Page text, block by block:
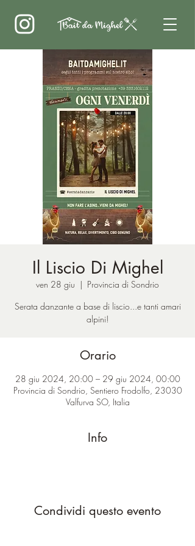
Il Liscio Di Mighel
ven 28 giu
  |
Provincia di Sondrio
Serata danzante a base di liscio...e tanti amari
alpini!
Orario
28 giu 2024, 20:00 – 29 giu 2024, 00:00
Provincia di Sondrio, Sentiero Frodolfo, 23030
Valfurva SO, Italia
Info
Condividi questo evento